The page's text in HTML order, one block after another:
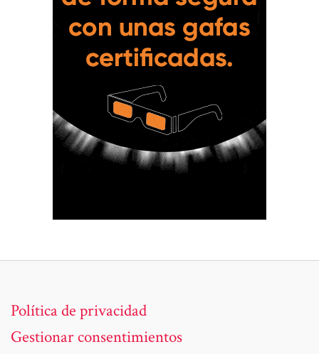
Política de privacidad
Gestionar consentimientos